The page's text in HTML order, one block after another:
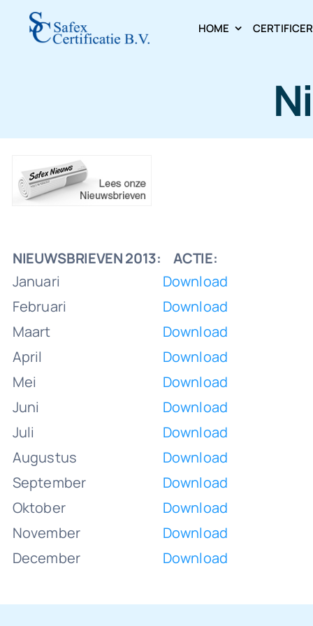
HOME
NIEUWSBRIEVEN 2013:
ACTIE:
Januari
Download
Februari
Download
Maart
Download
April
Download
Mei
Download
Juni
Download
Juli
Download
Augustus
Download
September
Download
Oktober
Download
November
Download
December
Download